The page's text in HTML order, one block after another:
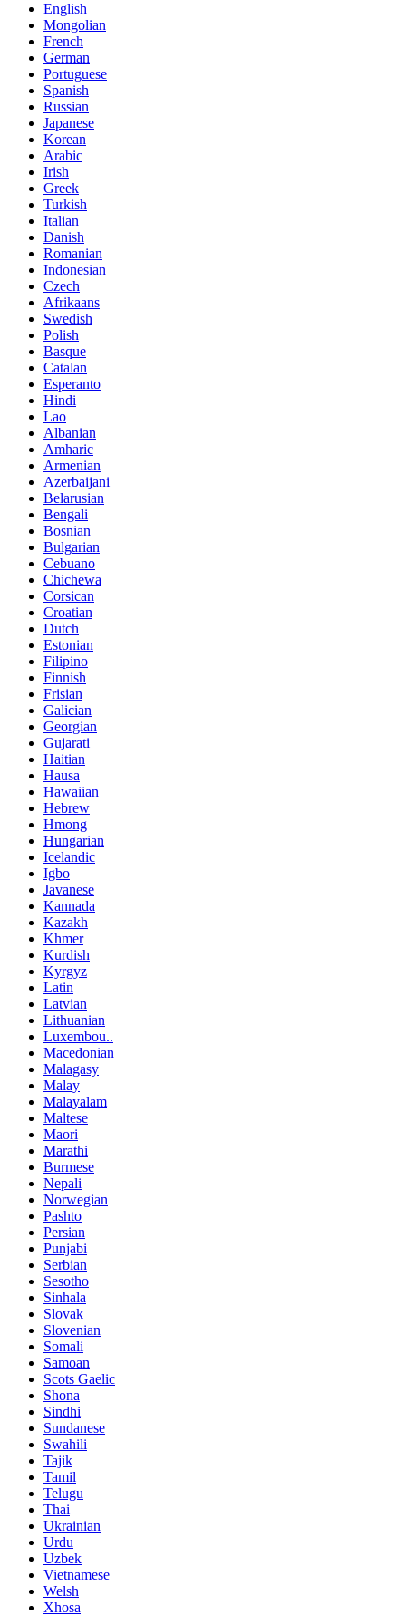
English
Mongolian
French
German
Portuguese
Spanish
Russian
Japanese
Korean
Arabic
Irish
Greek
Turkish
Italian
Danish
Romanian
Indonesian
Czech
Afrikaans
Swedish
Polish
Basque
Catalan
Esperanto
Hindi
Lao
Albanian
Amharic
Armenian
Azerbaijani
Belarusian
Bengali
Bosnian
Bulgarian
Cebuano
Chichewa
Corsican
Croatian
Dutch
Estonian
Filipino
Finnish
Frisian
Galician
Georgian
Gujarati
Haitian
Hausa
Hawaiian
Hebrew
Hmong
Hungarian
Icelandic
Igbo
Javanese
Kannada
Kazakh
Khmer
Kurdish
Kyrgyz
Latin
Latvian
Lithuanian
Luxembou..
Macedonian
Malagasy
Malay
Malayalam
Maltese
Maori
Marathi
Burmese
Nepali
Norwegian
Pashto
Persian
Punjabi
Serbian
Sesotho
Sinhala
Slovak
Slovenian
Somali
Samoan
Scots Gaelic
Shona
Sindhi
Sundanese
Swahili
Tajik
Tamil
Telugu
Thai
Ukrainian
Urdu
Uzbek
Vietnamese
Welsh
Xhosa